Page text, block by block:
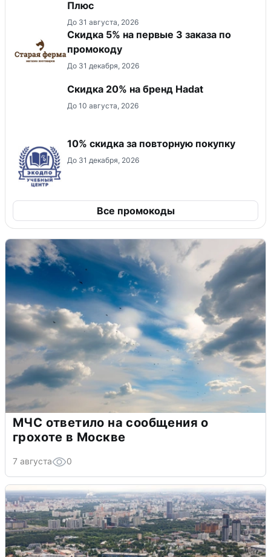
Плюс
До 31 августа, 2026
Скидка 5% на первые 3 заказа по
промокоду
До 31 декабря, 2026
Скидка 20% на бренд Hadat
До 10 августа, 2026
10% скидка за повторную покупку
До 31 декабря, 2026
Все промокоды
МЧС ответило на сообщения о
грохоте в Москве
7 августа 0